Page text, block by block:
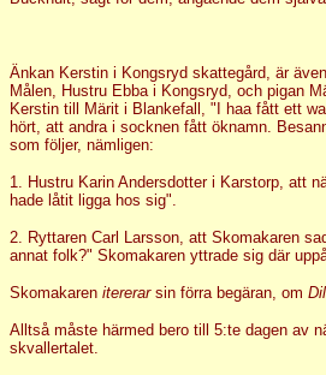
Änkan Kerstin i Kongsryd skattegård, är
Målen, Hustru Ebba i Kongsryd, och pigan
Kerstin till Märit i Blankefall, "I haa fått ett
hört, att andra i socknen fått öknamn.
som följer, nämligen:
1. Hustru Karin Andersdotter i Karstorp, att
hade låtit ligga hos sig".
2. Ryttaren Carl Larsson, att Skomakaren
annat folk?" Skomakaren yttrade sig där
Skomakaren itererar sin förra begäran, om
Alltså måste härmed bero till 5:te dagen av
skvallertalet.